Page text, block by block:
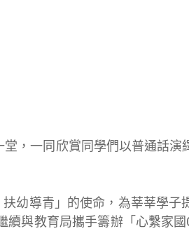
，一同欣賞同學們以普通話演
幼導青」的使命，為莘莘學子
與教育局攜手籌辦「心繫家